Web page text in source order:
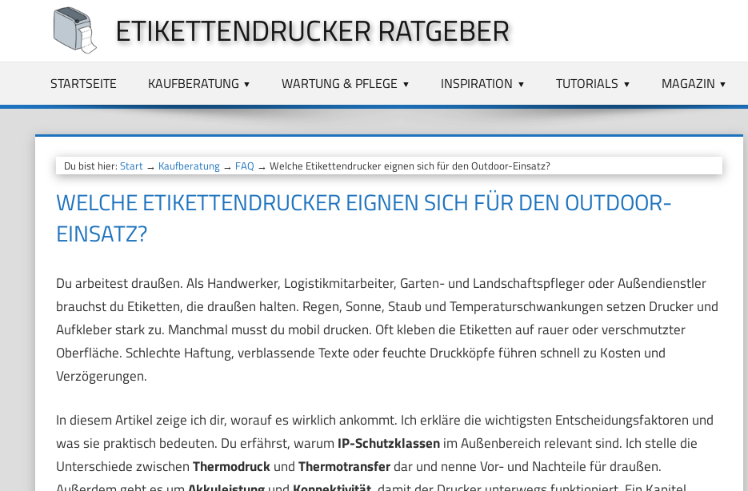
springen
ETIKETTENDRUCKER RATGEBER
STARTSEITE KAUFBERATUNG WARTUNG & PFLEGE INSPIRATION TUTORIALS MAGAZIN
Du bist hier: Start→ Kaufberatung→ FAQ → Welche Etikettendrucker eignen sich für den Outdoor-Einsatz?
WELCHE ETIKETTENDRUCKER EIGNEN SICH FÜR DEN OUTDOOR-
EINSATZ?
Du arbeitest draußen. Als Handwerker, Logistikmitarbeiter, Garten- und Landschaftspfleger oder Außendienstler
brauchst du Etiketten, die draußen halten. Regen, Sonne, Staub und Temperaturschwankungen setzen Drucker und
Aufkleber stark zu. Manchmal musst du mobil drucken. Oft kleben die Etiketten auf rauer oder verschmutzter
Oberfläche. Schlechte Haftung, verblassende Texte oder feuchte Druckköpfe führen schnell zu Kosten und
Verzögerungen.
In diesem Artikel zeige ich dir, worauf es wirklich ankommt. Ich erkläre die wichtigsten Entscheidungsfaktoren und
was sie praktisch bedeuten. Du erfährst, warum IP-Schutzklassenim Außenbereich relevant sind. Ich stelle die
Unterschiede zwischenThermodruckundThermotransferdar und nenne Vor- und Nachteile für draußen.